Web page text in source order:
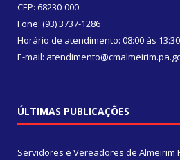
CEP: 68230-000
Fone: (93) 3737-1286
Horário de atendimento: 08:00 às 13:30
E-mail:
ÚLTIMAS PUBLICAÇÕES
Servidores e Vereadores de Almeirim